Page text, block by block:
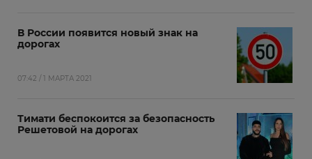
В России появится новый знак на
дорогах
07:42 / 1 МАРТА 2021
Тимати беспокоится за безопасность
Решетовой на дорогах